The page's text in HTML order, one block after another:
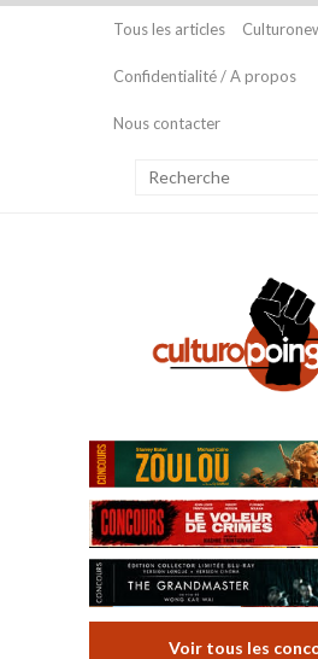
Tous les articles
Confidentialité / A propos
Nous contacter
Voir tous les